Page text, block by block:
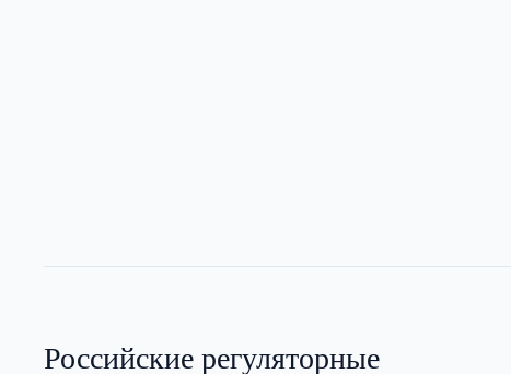
Российские регуляторные